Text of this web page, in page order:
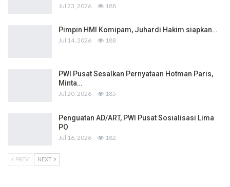
Jul 23, 2026 188
Pimpin HMI Komipam, Juhardi Hakim siapkan…
Jul 14, 2026 188
PWI Pusat Sesalkan Pernyataan Hotman Paris,
Minta…
Jul 20, 2026 185
Penguatan AD/ART, PWI Pusat Sosialisasi Lima
PO
Jul 16, 2026 182
PREV NEXT